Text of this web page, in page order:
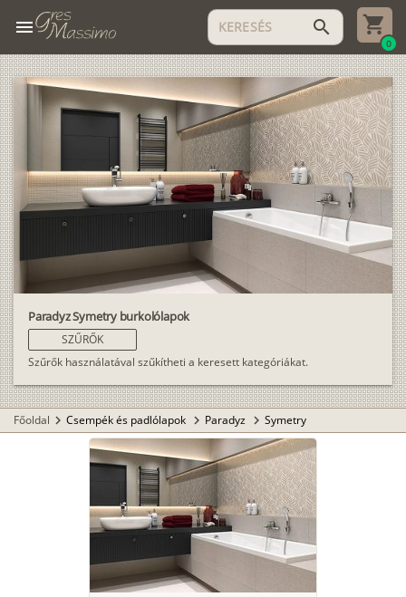
menu search
0
Paradyz Symetry burkolólapok
SZŰRŐK
Szűrők használatával szűkítheti a keresett kategóriákat.
Főoldal chevron_right Csempék és padlólapok chevron_right Paradyz chevron_right Symetry